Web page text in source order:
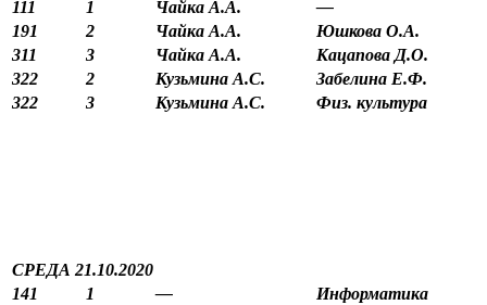
111 1 Чайка А.А.
—
191
2 Чайка А.А.
Юшкова О.А.
311
3 Чайка А.А.
Кацапова Д.О.
322
2 Кузьмина А.С.
Забелина Е.Ф.
322
3 Кузьмина А.С. Физ. культура
СРЕДА 21.10.2020
141
1 —
Информатика